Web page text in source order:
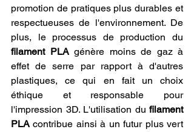
promotion de pratiques plus durables et
respectueuses de l'environnement. De
filament PLA génère moins de gaz à
effet de serre par rapport à d'autres
plastiques, ce qui en fait un choix
éthique et responsable pour
l'impression 3D. L'utilisation du filament
PLA contribue ainsi à un futur plus vert